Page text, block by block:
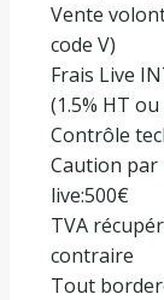
Vente
code V)
Frais Live
(1.5% HT
Contrôle
Caution
live:500€
TVA
contraire
Tout